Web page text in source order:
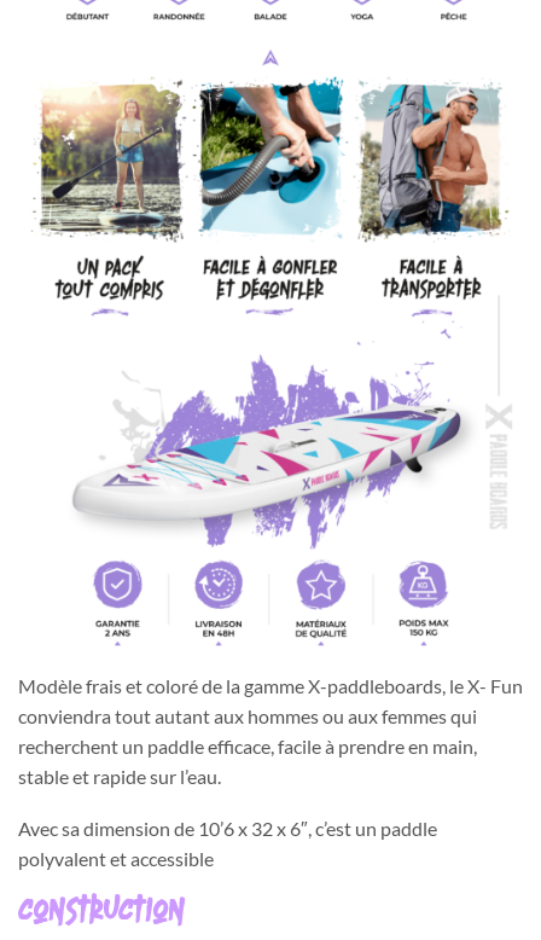
Modèle frais et coloré de la gamme X-paddleboards, le X- Fun
conviendra tout autant aux hommes ou aux femmes qui
recherchent un paddle efficace, facile à prendre en main,
stable et rapide sur l’eau.
Avec sa dimension de 10’6 x 32 x 6″, c’est un paddle
polyvalent et accessible
Construction